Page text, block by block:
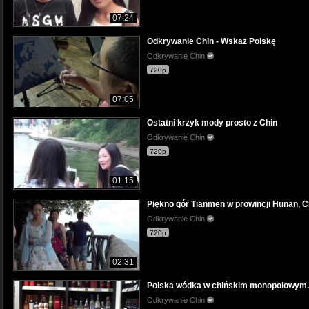
07:24
07:05
Odkrywanie Chin - Wskaż Polskę
Odkrywanie Chin
720p
01:15
Ostatni krzyk mody prosto z Chin
Odkrywanie Chin
720p
02:31
Piękno gór Tianmen w prowincji Hunan,
Odkrywanie Chin
720p
Polska wódka w chińskim monopolowym.
Odkrywanie Chin